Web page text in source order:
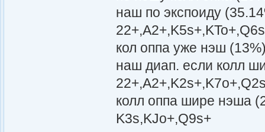
наш по экспоиду
кол оппа уже нэш
наш диап. если колл
колл оппа шире нэша
K3s,KJo+,Q9s+